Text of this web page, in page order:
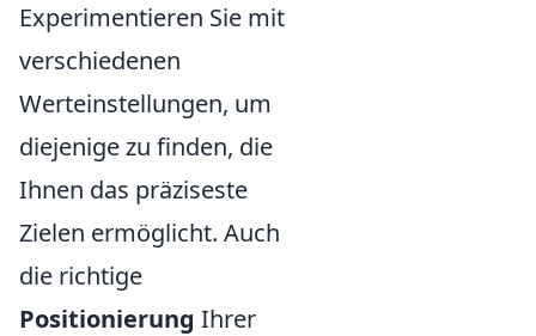
Experimentieren Sie mit
verschiedenen
Werteinstellungen, um
diejenige zu finden, die
Ihnen das präziseste
Zielen ermöglicht. Auch
die richtige
Positionierung Ihrer